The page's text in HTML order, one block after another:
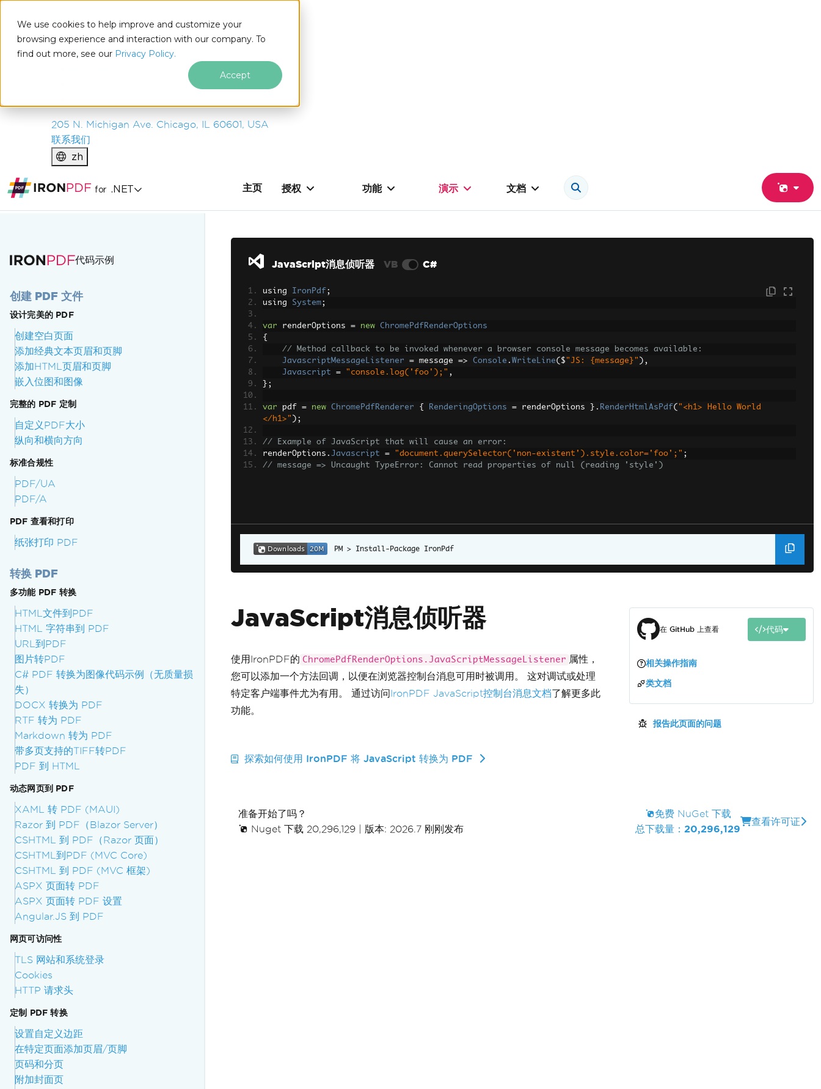
We use cookies to help improve and customize your
browsing experience and interaction with our company. To
find out more, see our Privacy Policy.
Accept
IRONSOFTWARE
产品
企业
205 N. Michigan Ave. Chicago, IL 60601, USA
联系我们
zh
for .NET 主页 授权 功能 演示 文档
代码示例
创建 PDF 文件
设计完美的 PDF
创建空白页面
添加经典文本页眉和页脚
添加HTML页眉和页脚
嵌入位图和图像
完整的 PDF 定制
自定义PDF大小
纵向和横向方向
标准合规性
PDF/UA
PDF/A
PDF 查看和打印
纸张打印 PDF
转换 PDF
多功能 PDF 转换
HTML文件到PDF
HTML 字符串到 PDF
URL到PDF
图片转PDF
C# PDF 转换为图像代码示例（无质量损
失）
DOCX 转换为 PDF
RTF 转为 PDF
Markdown 转为 PDF
带多页支持的TIFF转PDF
PDF 到 HTML
动态网页到 PDF
XAML 转 PDF (MAUI)
Razor 到 PDF（Blazor Server）
CSHTML 到 PDF（Razor 页面）
CSHTML到PDF (MVC Core)
CSHTML 到 PDF (MVC 框架)
ASPX 页面转 PDF
ASPX 页面转 PDF 设置
Angular.JS 到 PDF
网页可访问性
TLS 网站和系统登录
Cookies
HTTP 请求头
定制 PDF 转换
设置自定义边距
在特定页面添加页眉/页脚
页码和分页
附加封面页
JavaScript消息侦听器 VB C#
using IronPdf ;
using System;
var renderOptions = new
ChromePdfRenderOptions
{
// Method callback to be invoked whenever a browser console message becomes available:
JavascriptMessageListener
= message => Console . WriteLine( $ "JS: {message}" ),
Javascript
= "console.log('foo');" ,
};
var pdf = new ChromePdfRenderer { RenderingOptions = renderOptions }. RenderHtmlAsPdf( "<h1> Hello World
</h1>" );
// Example of JavaScript that will cause an error:
renderOptions . Javascript = "document.querySelector('non-existent').style.color='foo';" ;
// message => Uncaught TypeError: Cannot read properties of null (reading 'style')
Install-Package IronPdf
JavaScript消息侦听器
使用IronPDF的 ChromePdfRenderOptions.JavaScriptMessageListener 属性，
您可以添加一个方法回调，以便在浏览器控制台消息可用时被调用。 这对调试或处理
特定客户端事件尤为有用。 通过访问IronPDF JavaScript控制台消息文档了解更多此
功能。
探索如何使用 IronPDF 将 JavaScript 转换为 PDF
在 GitHub 上查看 代码
相关操作指南
类文档
报告此页面的问题
准备开始了吗？
Nuget 下载 20,296,129
版本: 2026.7 刚刚发布
免费 NuGet 下载
总下载量： 20,296,129
查看许可证